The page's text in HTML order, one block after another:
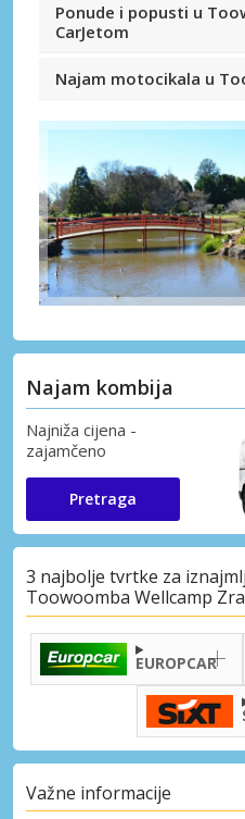
Ponude i popusti u
CarJetom
Najam motocikala u
Najam kombija
Najniža cijena -
zajamčeno
Pretraga
3 najbolje tvrtke za
Toowoomba Wellcamp
EUROPCAR
Važne informacije